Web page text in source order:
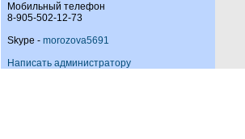
Мобильный телефон
8-905-502-12-73
Skype - morozova5691
Написать администратору